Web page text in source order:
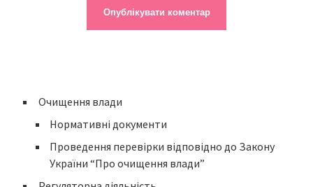
Очищення влади
Нормативні документи
Проведення перевірки відповідно до Закону
України “Про очищення влади”